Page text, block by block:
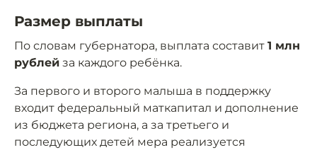
Размер выплаты
По словам губернатора, выплата составит 1 млн
рублей за каждого ребёнка.
За первого и второго малыша в поддержку
входит федеральный маткапитал и дополнение
из бюджета региона, а за третьего и
последующих детей мера реализуется